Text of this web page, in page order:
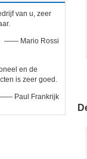
van u, zeer
—— Mario Rossi
en de
is zeer goed.
Paul Frankrijk